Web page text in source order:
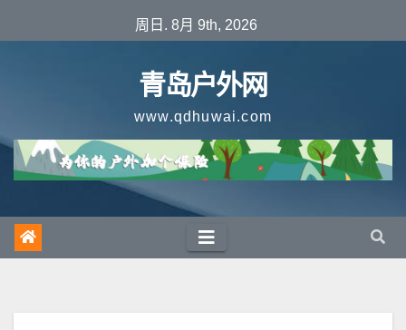
至
周日. 8月 9th, 2026
青岛户外网
www.qdhuwai.com